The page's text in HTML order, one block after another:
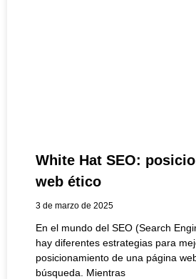
White Hat SEO:
web ético
3 de marzo de 2025
En el mundo del SEO (Search
hay diferentes estrategias para
posicionamiento de una página
búsqueda. Mientras